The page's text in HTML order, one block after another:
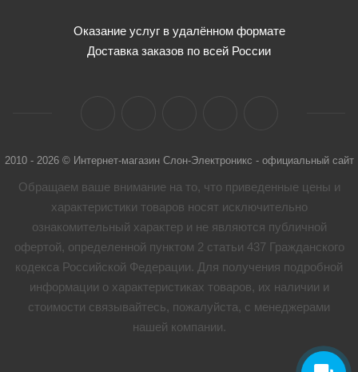
Оказание услуг в удалённом формате
Доставка заказов по всей России
2010 - 2026 © Интернет-магазин Слон-Электроникс - официальный сайт
Обращаем ваше внимание на то, что приведенные цены и
характеристики товaров носят исключительно
ознакомительный характер и не являются публичной
офертой, определенной пунктом 2 статьи 437 Гражданского
кодекса Российской Федерации. Для получения подробной
информации о характеристиках товaров, их наличии и
стоимости связывайтесь, пожалуйста, с менеджерами
нашей компании.